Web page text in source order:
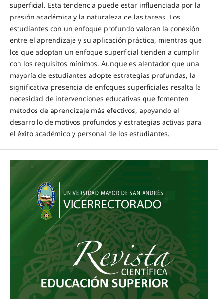
superficial. Esta tendencia puede estar influenciada por la
presión académica y la naturaleza de las tareas. Los
estudiantes con un enfoque profundo valoran la conexión
entre el aprendizaje y su aplicación práctica, mientras que
los que adoptan un enfoque superficial tienden a cumplir
con los requisitos mínimos. Aunque es alentador que una
mayoría de estudiantes adopte estrategias profundas, la
significativa presencia de enfoques superficiales resalta la
necesidad de intervenciones educativas que fomenten
métodos de aprendizaje más efectivos, apoyando el
desarrollo de motivos profundos y estrategias activas para
el éxito académico y personal de los estudiantes.